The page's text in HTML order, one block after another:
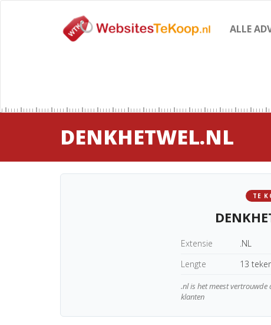
ALLE
DENKHETWEL.NL
TE
Extensie
.NL
Lengte
13
.nl is het meest
klanten